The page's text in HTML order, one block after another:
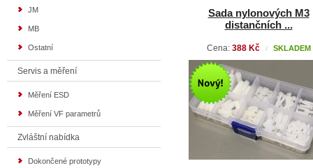
JM
MB
Ostatní
Servis a měření
Měření ESD
Měření VF parametrů
Zvláštní nabídka
Dokončené prototypy
Sada nylonových M3
distančních ...
Cena: 388 Kč / SKLADEM